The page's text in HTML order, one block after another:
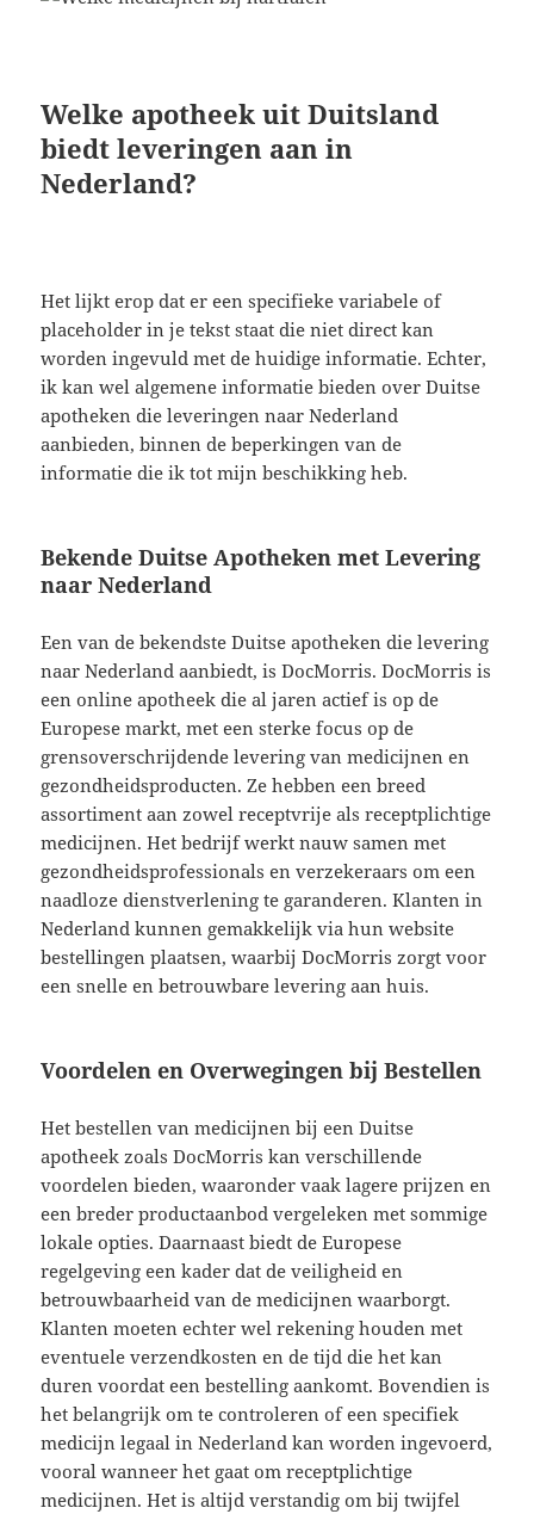
Welke apotheek uit Duitsland
biedt leveringen aan in
Nederland?
Het lijkt erop dat er een specifieke variabele of
placeholder in je tekst staat die niet direct kan
worden ingevuld met de huidige informatie. Echter,
ik kan wel algemene informatie bieden over Duitse
apotheken die leveringen naar Nederland
aanbieden, binnen de beperkingen van de
informatie die ik tot mijn beschikking heb.
Bekende Duitse Apotheken met Levering
naar Nederland
Een van de bekendste Duitse apotheken die levering
naar Nederland aanbiedt, is DocMorris. DocMorris is
een online apotheek die al jaren actief is op de
Europese markt, met een sterke focus op de
grensoverschrijdende levering van medicijnen en
gezondheidsproducten. Ze hebben een breed
assortiment aan zowel receptvrije als receptplichtige
medicijnen. Het bedrijf werkt nauw samen met
gezondheidsprofessionals en verzekeraars om een
naadloze dienstverlening te garanderen. Klanten in
Nederland kunnen gemakkelijk via hun website
bestellingen plaatsen, waarbij DocMorris zorgt voor
een snelle en betrouwbare levering aan huis.
Voordelen en Overwegingen bij Bestellen
Het bestellen van medicijnen bij een Duitse
apotheek zoals DocMorris kan verschillende
voordelen bieden, waaronder vaak lagere prijzen en
een breder productaanbod vergeleken met sommige
lokale opties. Daarnaast biedt de Europese
regelgeving een kader dat de veiligheid en
betrouwbaarheid van de medicijnen waarborgt.
Klanten moeten echter wel rekening houden met
eventuele verzendkosten en de tijd die het kan
duren voordat een bestelling aankomt. Bovendien is
het belangrijk om te controleren of een specifiek
medicijn legaal in Nederland kan worden ingevoerd,
vooral wanneer het gaat om receptplichtige
medicijnen. Het is altijd verstandig om bij twijfel